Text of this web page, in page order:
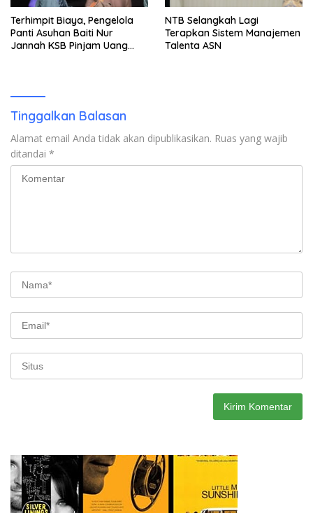
Terhimpit Biaya, Pengelola
Panti Asuhan Baiti Nur
Jannah KSB Pinjam Uang
NTB Selangkah Lagi
Terapkan Sistem Manajemen
Talenta ASN
Tinggalkan Balasan
Alamat email Anda tidak akan dipublikasikan. Ruas yang wajib
ditandai *